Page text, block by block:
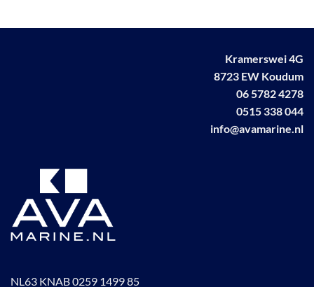
Kramerswei 4G
8723 EW Koudum
06 5782 4278
0515 338 044
info@avamarine.nl
NL63 KNAB 0259 1499 85